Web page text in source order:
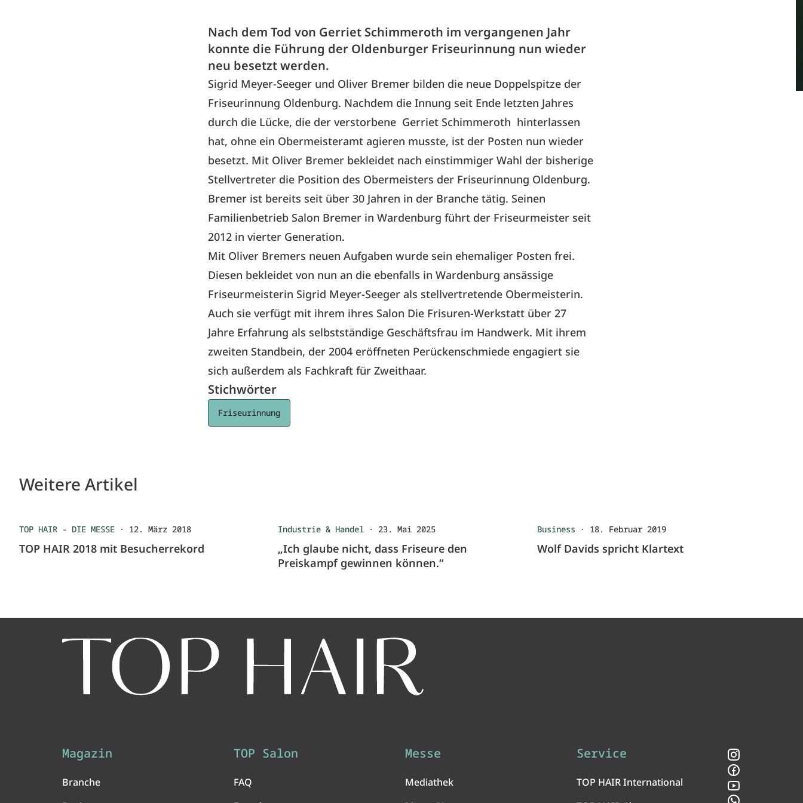
Nach dem Tod von Gerriet Schimmeroth im vergangenen Jahr
konnte die Führung der Oldenburger Friseurinnung nun wieder
neu besetzt werden.
Sigrid Meyer-Seeger und Oliver Bremer bilden die neue Doppelspitze der
Friseurinnung Oldenburg. Nachdem die Innung seit Ende letzten Jahres
durch die Lücke, die der verstorbene Gerriet Schimmeroth hinterlassen
hat, ohne ein Obermeisteramt agieren musste, ist der Posten nun wieder
besetzt. Mit Oliver Bremer bekleidet nach einstimmiger Wahl der bisherige
Stellvertreter die Position des Obermeisters der Friseurinnung Oldenburg.
Bremer ist bereits seit über 30 Jahren in der Branche tätig. Seinen
Familienbetrieb Salon Bremer in Wardenburg führt der Friseurmeister seit
2012 in vierter Generation.
Mit Oliver Bremers neuen Aufgaben wurde sein ehemaliger Posten frei.
Diesen bekleidet von nun an die ebenfalls in Wardenburg ansässige
Friseurmeisterin Sigrid Meyer-Seeger als stellvertretende Obermeisterin.
Auch sie verfügt mit ihrem ihres Salon Die Frisuren-Werkstatt über 27
Jahre Erfahrung als selbstständige Geschäftsfrau im Handwerk. Mit ihrem
zweiten Standbein, der 2004 eröffneten Perückenschmiede engagiert sie
sich außerdem als Fachkraft für Zweithaar.
Stichwörter
Friseurinnung
Weitere Artikel
TOP HAIR - DIE MESSE · 12. März 2018
TOP HAIR 2018 mit Besucherrekord
Industrie & Handel · 23. Mai 2025
„Ich glaube nicht, dass Friseure den
Preiskampf gewinnen können.“
Business · 18. Februar 2019
Wolf Davids spricht Klartext
Magazin
Branche
TOP Salon
FAQ
Messe
Mediathek
Service
TOP HAIR International